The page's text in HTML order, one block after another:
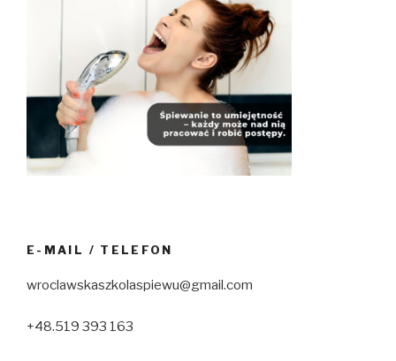
E-MAIL / TELEFON
wroclawskaszkolaspiewu@gmail.com
+48.519 393 163